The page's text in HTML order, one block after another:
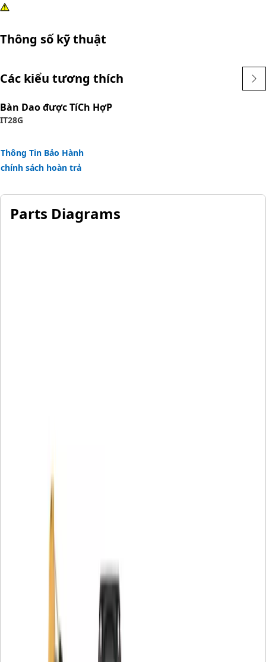
Thông số kỹ thuật
Các kiểu tương thích
Bàn Dao được TíCh HợP
IT28G
Thông Tin Bảo Hành
chính sách hoàn trả
Parts Diagrams